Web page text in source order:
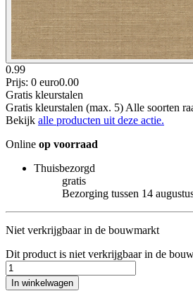
0.99
Prijs: 0 euro0.00
Gratis kleurstalen
Gratis kleurstalen (max. 5) Alle soorten
Bekijk alle producten uit deze actie.
Online op voorraad
Thuisbezorgd
gratis
Bezorging tussen 14
Niet verkrijgbaar in de bouwmarkt
Dit product is niet verkrijgbaar in de
In winkelwagen